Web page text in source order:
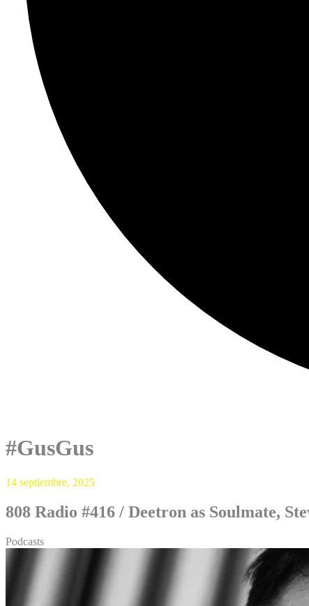
#GusGus
14 septiembre, 2025
808 Radio #416 / Deetron as Soulmate,
Podcasts